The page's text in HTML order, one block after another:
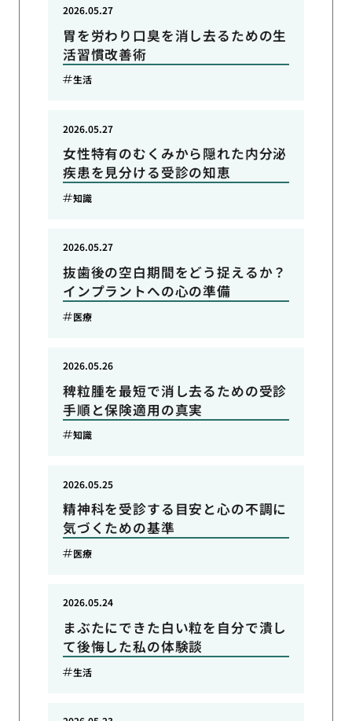
胃を労わり口臭を消し去るための生
活習慣改善術
2026.05.27
生活
女性特有のむくみから隠れた内分泌
疾患を見分ける受診の知恵
2026.05.27
知識
抜歯後の空白期間をどう捉えるか？
インプラントへの心の準備
2026.05.27
医療
稗粒腫を最短で消し去るための受診
手順と保険適用の真実
2026.05.26
知識
精神科を受診する目安と心の不調に
気づくための基準
2026.05.25
医療
まぶたにできた白い粒を自分で潰し
て後悔した私の体験談
2026.05.24
生活